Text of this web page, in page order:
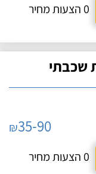
0 הצעות מחיר
שכבתי
₪35-90
0 הצעות מחיר